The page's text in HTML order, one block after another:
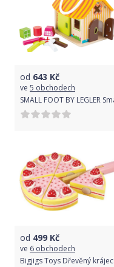
od 643 Kč
ve 5 obchodech
od 499 Kč
ve 6 obchodech